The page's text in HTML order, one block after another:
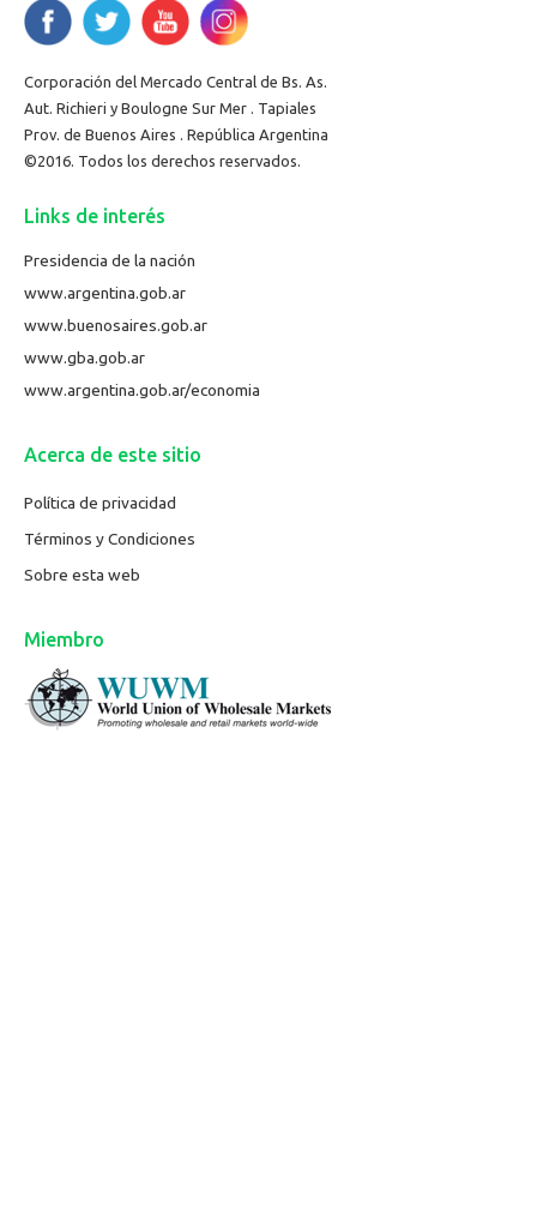
Corporación del Mercado Central de Bs. As.
Aut. Richieri y Boulogne Sur Mer . Tapiales
Prov. de Buenos Aires . República Argentina
©2016. Todos los derechos reservados.
Links de interés
Presidencia de la nación
www.argentina.gob.ar
www.buenosaires.gob.ar
www.gba.gob.ar
www.argentina.gob.ar/economia
Acerca de este sitio
Política de privacidad
Términos y Condiciones
Sobre esta web
Miembro